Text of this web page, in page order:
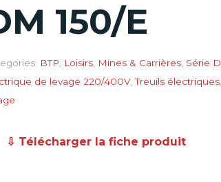
150/E
BTP Loisirs Mines & Carrières Série
de levage 220/400V,Treuils électriques
⇩ Télécharger la fiche produit